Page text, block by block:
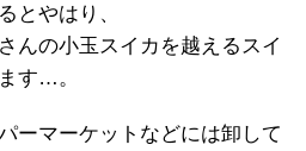
とやはり、
んの小玉スイカを越えるスイ
す…。
ーマーケットなどには卸して